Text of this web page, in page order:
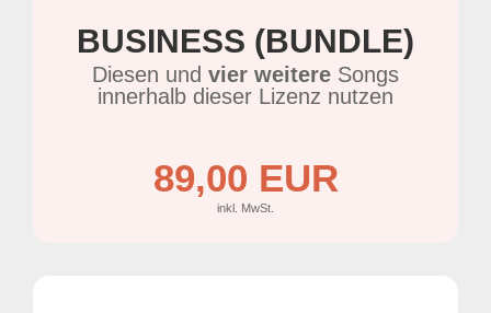
BUSINESS (BUNDLE)
Diesen und vier weitere Songs
innerhalb dieser Lizenz nutzen
89,00 EUR
inkl. MwSt.